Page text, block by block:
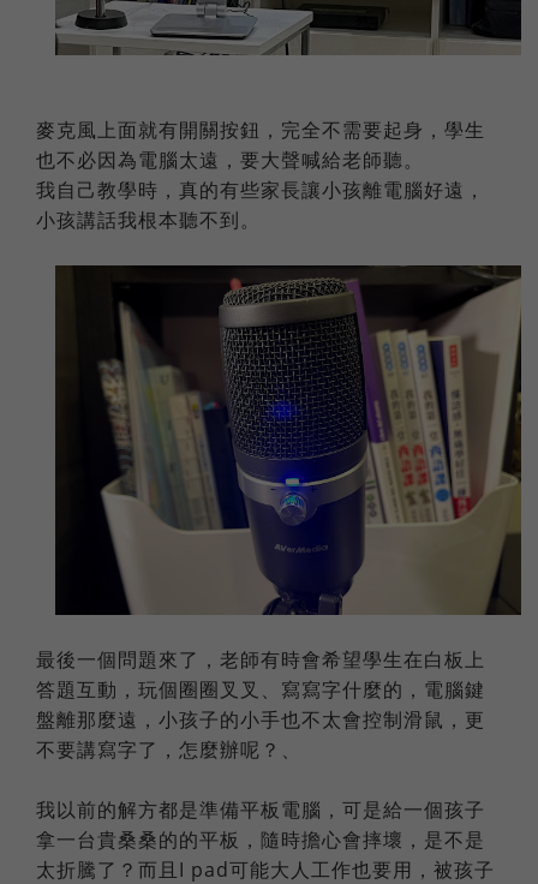
麥克風上面就有開關按鈕，完全不需要起身，學生
也不必因為電腦太遠，要大聲喊給老師聽。
我自己教學時，真的有些家長讓小孩離電腦好遠，
小孩講話我根本聽不到。
最後一個問題來了，老師有時會希望學生在白板上
答題互動，玩個圈圈叉叉、寫寫字什麼的，電腦鍵
盤離那麼遠，小孩子的小手也不太會控制滑鼠，更
不要講寫字了，怎麼辦呢？、
我以前的解方都是準備平板電腦，可是給一個孩子
拿一台貴桑桑的的平板，隨時擔心會摔壞，是不是
太折騰了？而且I pad可能大人工作也要用，被孩子